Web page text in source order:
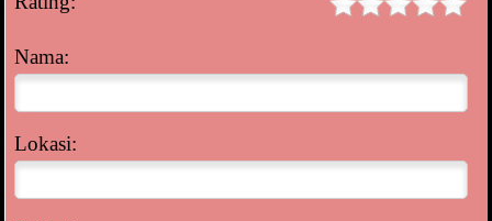
Nama:
Lokasi: